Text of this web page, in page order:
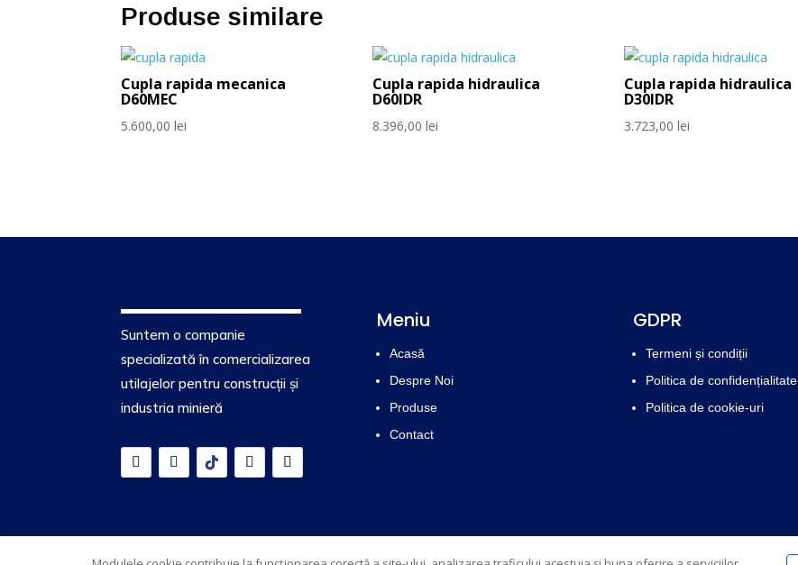
Produse similare
Cupla rapida mecanica
D60MEC
5.600,00lei
Cupla rapida hidraulica
D60IDR
8.396,00lei
Cupla rapida hidraulica
D30IDR
3.723,00lei
Suntem o companie
specializată în comercializarea
utilajelor pentru construcții și
industria minieră
Meniu
Acasă
Despre Noi
Produse
Contact
GDPR
Termeni și condiții
Politica de confidențialitate
Politica de cookie-uri